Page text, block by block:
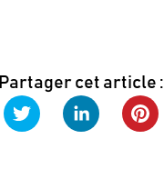
Partager cet article :